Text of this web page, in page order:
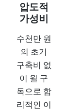
압도적
가성비
수천만 원
의 초기
구축비 없
이 월 구
독으로 합
리적인 이